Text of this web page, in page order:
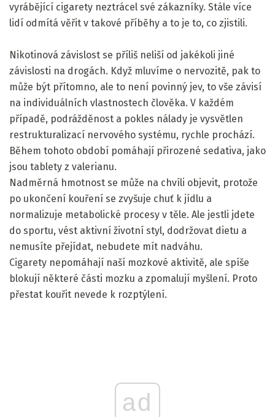
vyrábějící cigarety neztrácel své zákazníky. Stále více
lidí odmítá věřit v takové příběhy a to je to, co zjistili.
Nikotinová závislost se příliš neliší od jakékoli jiné
závislosti na drogách. Když mluvíme o nervozitě, pak to
může být přítomno, ale to není povinný jev, to vše závisí
na individuálních vlastnostech člověka. V každém
případě, podrážděnost a pokles nálady je vysvětlen
restrukturalizací nervového systému, rychle prochází.
Během tohoto období pomáhají přirozené sedativa, jako
jsou tablety z valerianu.
Nadměrná hmotnost se může na chvíli objevit, protože
po ukončení kouření se zvyšuje chuť k jídlu a
normalizuje metabolické procesy v těle. Ale jestli jdete
do sportu, vést aktivní životní styl, dodržovat dietu a
nemusíte přejídat, nebudete mít nadváhu.
Cigarety nepomáhají naší mozkové aktivitě, ale spíše
blokují některé části mozku a zpomalují myšlení. Proto
přestat kouřit nevede k rozptýlení.
ad